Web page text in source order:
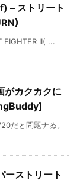
– ストリート
II( ...
がカクカクに
だと問題ナゐ。
ーストリート